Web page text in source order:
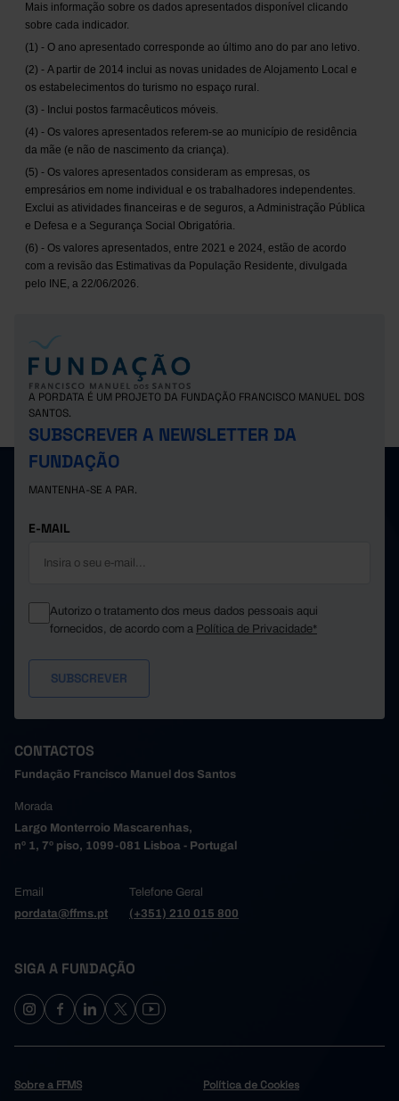
Mais informação sobre os dados apresentados disponível clicando
sobre cada indicador.
(1) - O ano apresentado corresponde ao último ano do par ano letivo.
(2) - A partir de 2014 inclui as novas unidades de Alojamento Local e
os estabelecimentos do turismo no espaço rural.
(3) - Inclui postos farmacêuticos móveis.
(4) - Os valores apresentados referem-se ao município de residência
da mãe (e não de nascimento da criança).
(5) - Os valores apresentados consideram as empresas, os
empresários em nome individual e os trabalhadores independentes.
Exclui as atividades financeiras e de seguros, a Administração Pública
e Defesa e a Segurança Social Obrigatória.
(6) - Os valores apresentados, entre 2021 e 2024, estão de acordo
com a revisão das Estimativas da População Residente, divulgada
pelo INE, a 22/06/2026.
A PORDATA É UM PROJETO DA FUNDAÇÃO FRANCISCO MANUEL DOS
SANTOS.
SUBSCREVER A NEWSLETTER DA
FUNDAÇÃO
MANTENHA-SE A PAR.
E-MAIL
Autorizo o tratamento dos meus dados pessoais aqui
fornecidos, de acordo com a Política de Privacidade*
CONTACTOS
Fundação Francisco Manuel dos Santos
Morada
Largo Monterroio Mascarenhas,
nº 1, 7º piso, 1099-081 Lisboa - Portugal
Email
pordata@ffms.pt
Telefone Geral
(+351) 210 015 800
SIGA A FUNDAÇÃO
Sobre a FFMS Política de Cookies